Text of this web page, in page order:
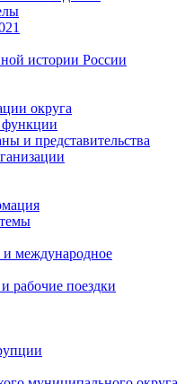
истории России
округа
функции
и представительства
и международное
рабочие поездки